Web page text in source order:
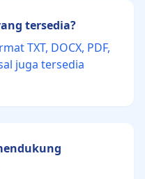
tersedia?
TXT, DOCX, PDF,
juga tersedia